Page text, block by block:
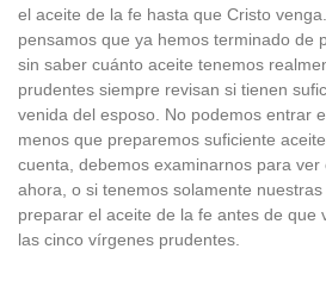
el aceite de la fe hasta que Cristo
pensamos que ya hemos terminado de
sin saber cuánto aceite tenemos
prudentes siempre revisan si tienen
venida del esposo. No podemos entrar
menos que preparemos suficiente
cuenta, debemos examinarnos para
ahora, o si tenemos solamente
preparar el aceite de la fe antes de que
las cinco vírgenes prudentes.